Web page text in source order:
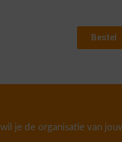
Bestel
je de organisatie van